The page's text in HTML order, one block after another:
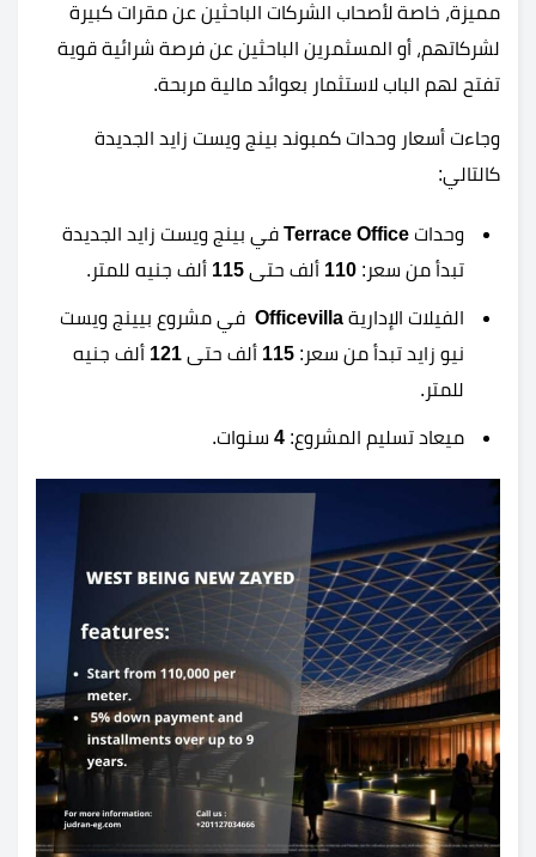
مميزة، خاصة لأصحاب الشركات الباحثين عن مقرات كبيرة
لشركاتهم، أو المسثمرين الباحثين عن فرصة شرائية قوية
تفتح لهم الباب لاستثمار بعوائد مالية مربحة.
وجاءت أسعار وحدات كمبوند بينج ويست زايد الجديدة
كالتالي:
وحدات Terrace Office في بينج ويست زايد الجديدة
تبدأ من سعر: 110 ألف حتى 115 ألف جنيه للمتر.
الفيلات الإدارية Officevilla في مشروع بيينج ويست
نيو زايد تبدأ من سعر: 115 ألف حتى 121 ألف جنيه
للمتر.
ميعاد تسليم المشروع: 4 سنوات.